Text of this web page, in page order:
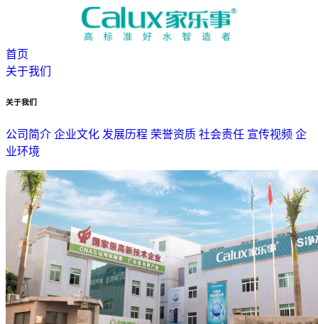
首页
关于我们
关于我们
公司简介 企业文化 发展历程 荣誉资质 社会责任 宣传视频 企
业环境